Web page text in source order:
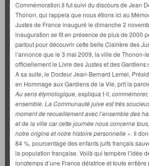
Commémoration.Il fut suivi du discours de Jean
Thonon, qui rappela que nous étions ici au
Justes de France inauguré le dimanche 2
inauguration se fit en présence de plus de 2000
partout pour découvrir cette belle Clairière des
l’annonce que le 3 mai 2009, la ville de Thonon-
officiellement le Livre des Justes et des Gardiens
A sa suite, le Docteur Jean-Bernard Lemel,
en Hommage aux Gardiens de la Vie, prit la
Au sens étymologique, expliqua t-il,
ensemble. La Communauté juive est très
moment de recueillement avec l’ensemble des
et de la ville car cette journée nous concerne
notre origine et notre histoire personnelle ». Il
84 %, pourcentage des enfants juifs français
la population française. Voilà qui tempère l’idée
longtemps d’une France délatrice et toute entière